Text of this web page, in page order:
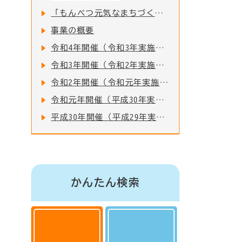
「もんべつ元気なまちづくり事業」令和5年度実績報告会を開催しました！
事業の概要
令和4年開催（令和3年実施事業）公開報告会の様子
令和3年開催（令和2年実施事業）公開報告会の様子
令和2年開催（令和元年実施事業）公開報告会の様子
令和元年開催（平成30年実施事業）公開報告会の様子
平成30年開催（平成29年実施事業）公開報告会の様子
かんたん検索